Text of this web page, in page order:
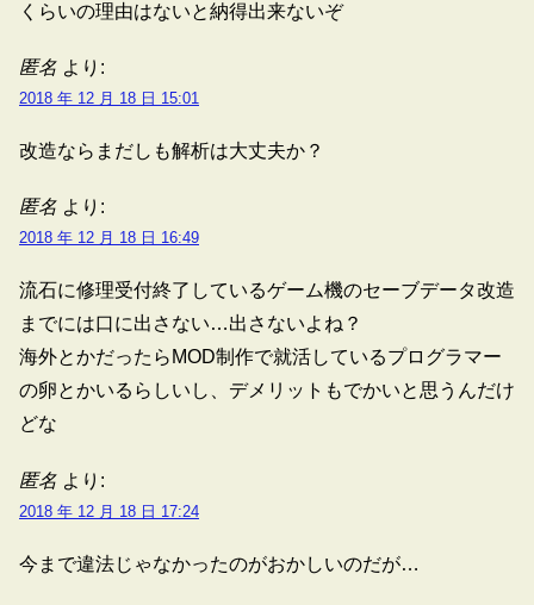
くらいの理由はないと納得出来ないぞ
匿名 より:
2018 年 12 月 18 日 15:01
改造ならまだしも解析は大丈夫か？
匿名 より:
2018 年 12 月 18 日 16:49
流石に修理受付終了しているゲーム機のセーブデータ改造
までには口に出さない…出さないよね？
海外とかだったらMOD制作で就活しているプログラマー
の卵とかいるらしいし、デメリットもでかいと思うんだけ
どな
匿名 より:
2018 年 12 月 18 日 17:24
今まで違法じゃなかったのがおかしいのだが…